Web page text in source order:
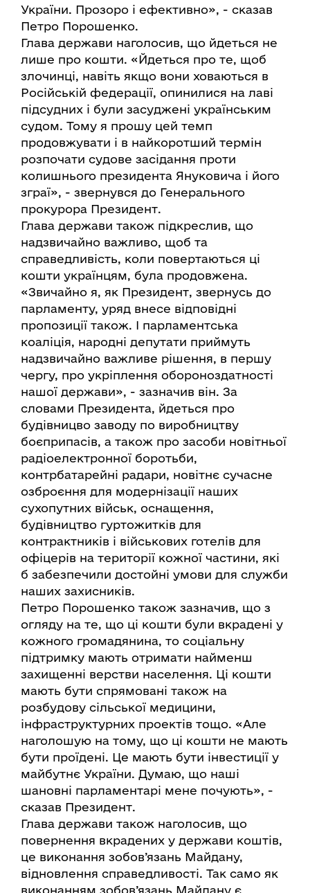
України. Прозоро і ефективно», - сказав
Петро Порошенко.
Глава держави наголосив, що йдеться не
лише про кошти. «Йдеться про те, щоб
злочинці, навіть якщо вони ховаються в
Російській федерації, опинилися на лаві
підсудних і були засуджені українським
судом. Тому я прошу цей темп
продовжувати і в найкоротший термін
розпочати судове засідання проти
колишнього президента Януковича і його
зграї», - звернувся до Генерального
прокурора Президент.
Глава держави також підкреслив, що
надзвичайно важливо, щоб та
справедливість, коли повертаються ці
кошти українцям, була продовжена.
«Звичайно я, як Президент, звернусь до
парламенту, уряд внесе відповідні
пропозиції також. І парламентська
коаліція, народні депутати приймуть
надзвичайно важливе рішення, в першу
чергу, про укріплення обороноздатності
нашої держави», - зазначив він. За
словами Президента, йдеться про
будівницво заводу по виробництву
боєприпасів, а також про засоби новітньої
радіоелектронної боротьби,
контрбатарейні радари, новітнє сучасне
озброєння для модернізації наших
сухопутних військ, оснащення,
будівництво гуртожитків для
контрактників і військових готелів для
офіцерів на території кожної частини, які
б забезпечили достойні умови для служби
наших захисників.
Петро Порошенко також зазначив, що з
огляду на те, що ці кошти були вкрадені у
кожного громадянина, то соціальну
підтримку мають отримати найменш
захищенні верстви населення. Ці кошти
мають бути спрямовані також на
розбудову сільської медицини,
інфраструктурних проектів тощо. «Але
наголошую на тому, що ці кошти не мають
бути проїдені. Це мають бути інвестиції у
майбутнє України. Думаю, що наші
шановні парламентарі мене почують», -
сказав Президент.
Глава держави також наголосив, що
повернення вкрадених у держави коштів,
це виконання зобов’язань Майдану,
відновлення справедливості. Так само як
виконанням зобов’язань Майдану є